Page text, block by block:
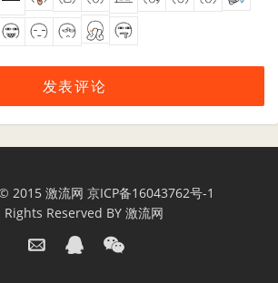
2015 激流网 京ICP备16043762号-1
Rights Reserved BY 激流网